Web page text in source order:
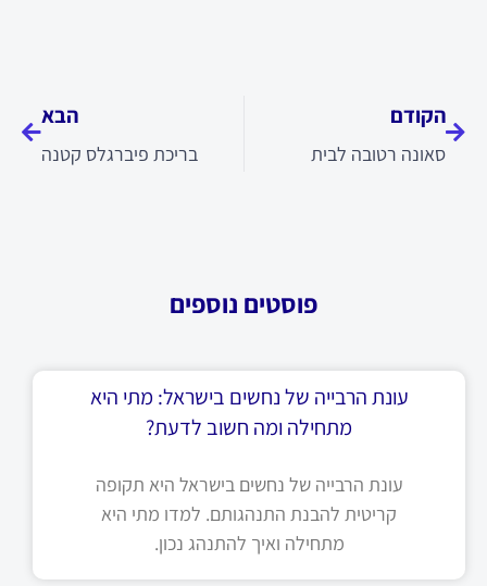
הקודם
סאונה רטובה לבית
הבא
בריכת פיברגלס קטנה
פוסטים נוספים
עונת הרבייה של נחשים בישראל: מתי היא
מתחילה ומה חשוב לדעת?
עונת הרבייה של נחשים בישראל היא תקופה
קריטית להבנת התנהגותם. למדו מתי היא
מתחילה ואיך להתנהג נכון.